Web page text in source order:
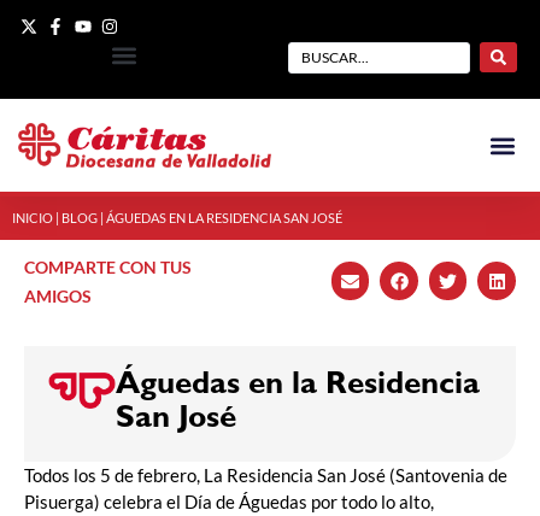
INICIO BLOG ÁGUEDAS EN LA RESIDENCIA SAN JOSÉ
COMPARTE CON TUS
AMIGOS
Águedas en la Residencia
San José
Todos los 5 de febrero, La Residencia San José (Santovenia de
Pisuerga) celebra el Día de Águedas por todo lo alto,